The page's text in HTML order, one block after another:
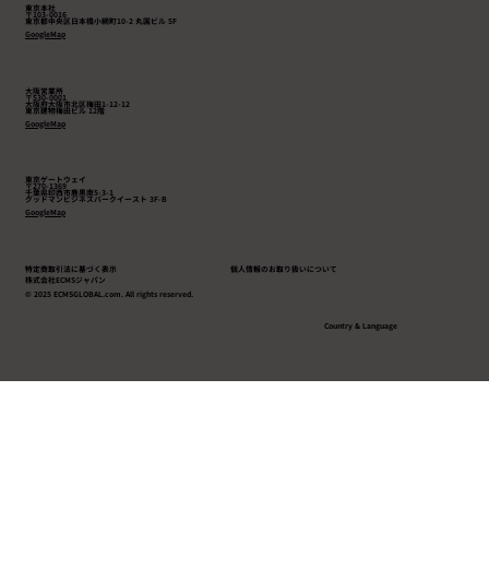
東京本社
〒103-0016
東京都中央区日本橋小網町10-2 丸国ビル 5F
GoogleMap
大阪営業所
〒530-0001
大阪府大阪市北区梅田1-12-12
東京建物梅田ビル 12階
GoogleMap
東京ゲートウェイ
〒270-1369
千葉県印西市鹿黒南5-3-1
​グッドマンビジネスパークイースト 3F-B
GoogleMap
特定商取引法に基づく表示
個人情報のお取り扱いについて
株式会社ECMSジャパン
© 2025 ECMSGLOBAL.com. All rights reserved.
Country & Language